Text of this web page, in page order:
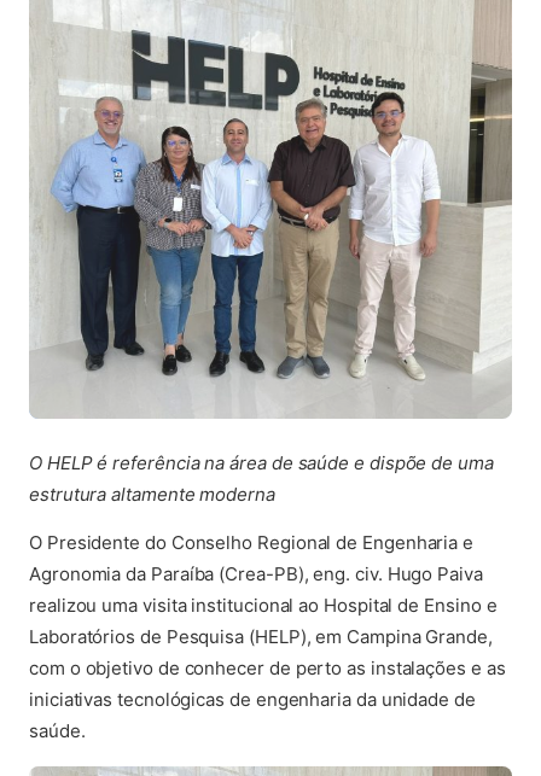
O HELP é referência na área de saúde e dispõe de uma
estrutura altamente moderna
O Presidente do Conselho Regional de Engenharia e
Agronomia da Paraíba (Crea-PB), eng. civ. Hugo Paiva
realizou uma visita institucional ao Hospital de Ensino e
Laboratórios de Pesquisa (HELP), em Campina Grande,
com o objetivo de conhecer de perto as instalações e as
iniciativas tecnológicas de engenharia da unidade de
saúde.